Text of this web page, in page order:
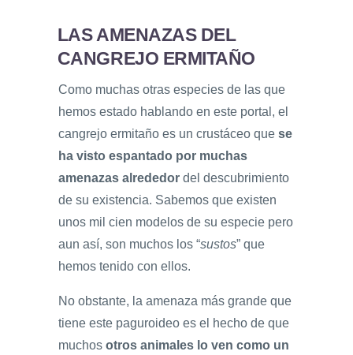
LAS AMENAZAS DEL
CANGREJO ERMITAÑO
Como muchas otras especies de las que
hemos estado hablando en este portal, el
cangrejo ermitaño es un crustáceo que se
ha visto espantado por muchas
amenazas alrededor del descubrimiento
de su existencia. Sabemos que existen
unos mil cien modelos de su especie pero
aun así, son muchos los “sustos” que
hemos tenido con ellos.
No obstante, la amenaza más grande que
tiene este paguroideo es el hecho de que
muchos otros animales lo ven como un